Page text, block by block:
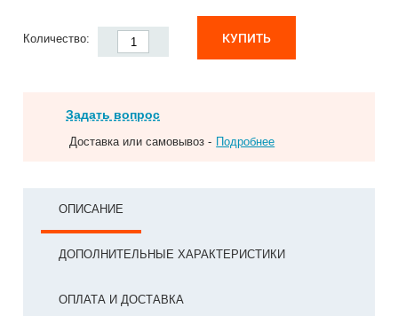
Количество: КУПИТЬ
Задать вопрос
Доставка или самовывоз - Подробнее
ОПИСАНИЕ
ДОПОЛНИТЕЛЬНЫЕ ХАРАКТЕРИСТИКИ
ОПЛАТА И ДОСТАВКА